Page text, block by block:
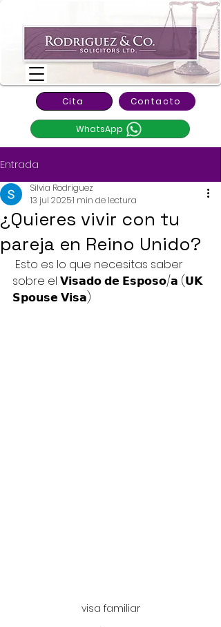
Cita Contacto
WhatsApp
Entrada
¿Quieres vivir con tu
pareja en Reino Unido?
Silvia Rodriguez
13 jul 20251 min de lectura
Esto es lo que necesitas saber
sobre el 𝗩𝗶𝘀𝗮𝗱𝗼 𝗱𝗲 𝗘𝘀𝗽𝗼𝘀𝗼/𝗮 (𝗨𝗞
𝗦𝗽𝗼𝘂𝘀𝗲 𝗩𝗶𝘀𝗮)
visa familiar